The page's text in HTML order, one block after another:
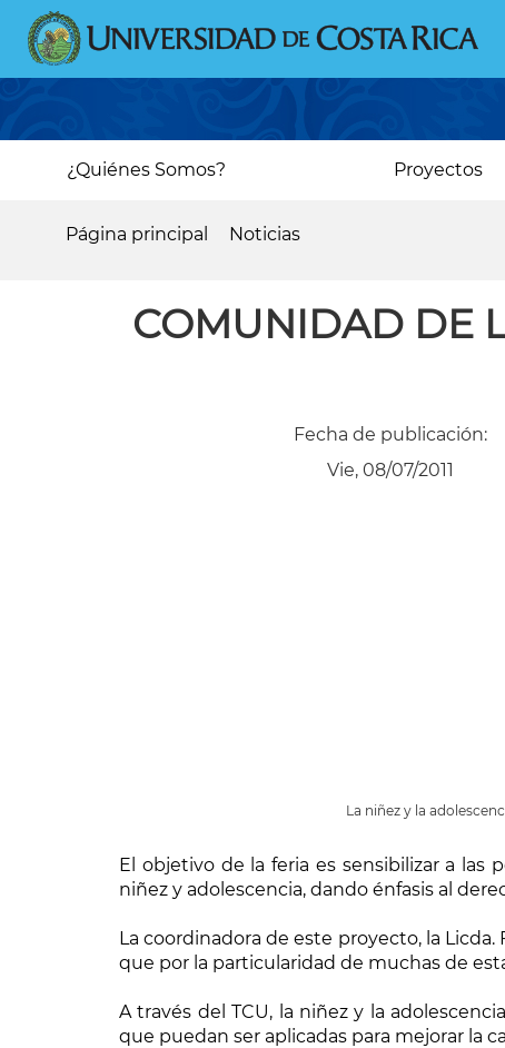
Pasar
contenido
principal
Main¿Quiénes Somos? Proyectos
enlaces
Página principal Noticias
COMUNIDAD DE
Fecha de publicación:
Vie, 08/07/2011
La niñez y la
El objetivo de la feria es sensibilizar a las
niñez y adolescencia, dando énfasis al
La coordinadora de este proyecto, la
que por la particularidad de muchas de
A través del TCU, la niñez y la
que puedan ser aplicadas para mejorar la